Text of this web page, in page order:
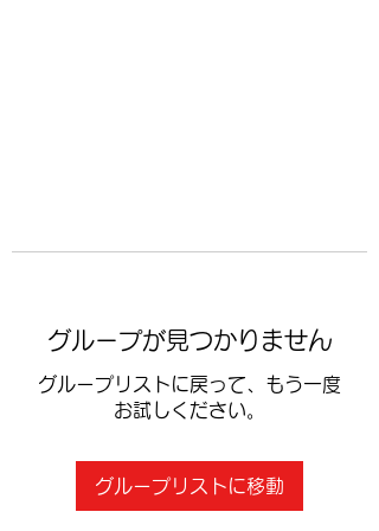
グループが見つかりません
グループリストに戻って、もう一度
お試しください。
グループリストに移動